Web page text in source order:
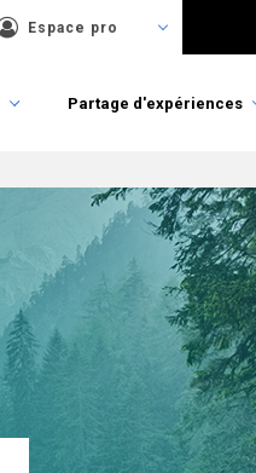
Espace pro
Partage d'expériences